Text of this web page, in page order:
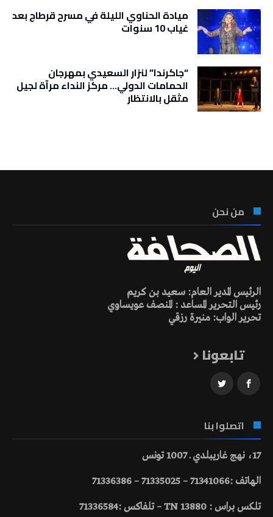
ميادة الحناوي الليلة في مسرح قرطاج بعد
غياب 10 سنوات
“جاكرندا” لنزار السعيدي بمهرجان
الحمامات الدولي… مركز النداء مرآة لجيل
مثقل بالانتظار
من نحن
الرئيس المدير العام: سعيد بن كريم
رئيس التحرير المساعد : المنصف عويساوي
تحرير الواب: منيرة رزقي
تابعونا
اتصلوا بنا
17، نهج غاريبلدي ـ 1007 تونس
الهاتف :71341066 – 71335025 – 71336386
تلكس براس : 13880 TN – تلفاكس :71336584